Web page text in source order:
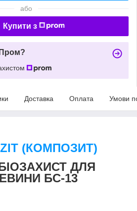
або
Купити з
Доставка Оплата Умови
(КОМПОЗИТ)
ДЛЯ
БС-13